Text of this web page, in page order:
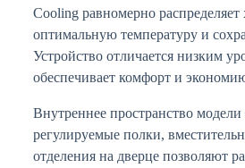
Cooling равномерно
оптимальную температуру и
Устройство отличается низким
обеспечивает комфорт и
Внутреннее пространство
регулируемые полки,
отделения на дверце позволяют